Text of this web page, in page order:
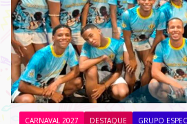
CARNAVAL 2027 DESTAQUE GRUPO